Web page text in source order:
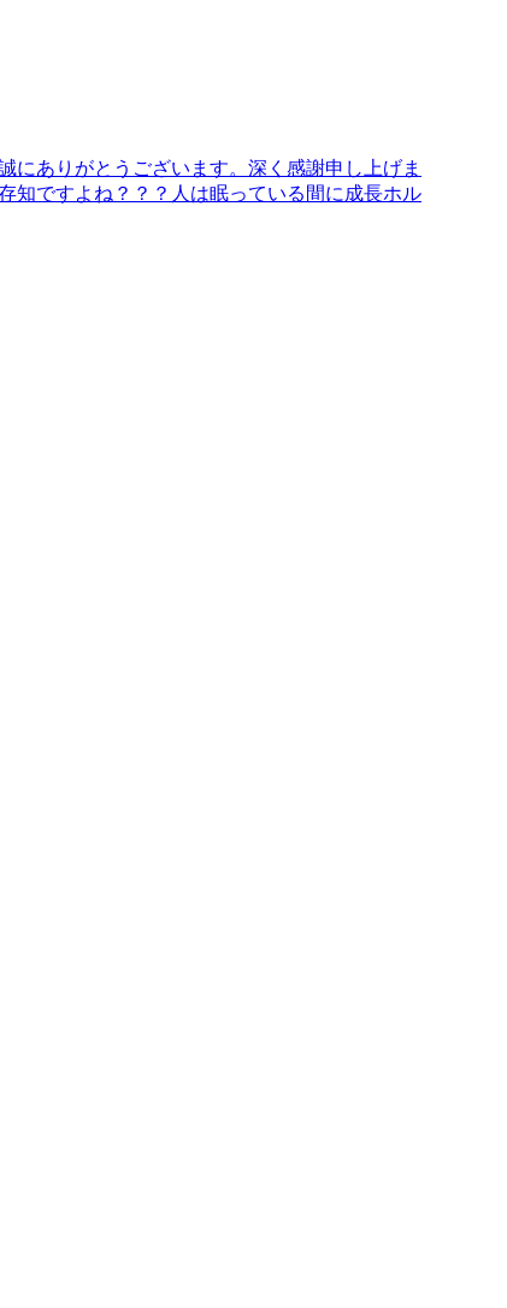
にありがとうございます。深く感謝申し上げま
知ですよね？？？人は眠っている間に成長ホル